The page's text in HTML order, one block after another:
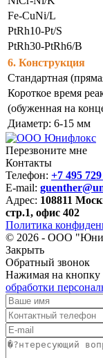
Fe-CuNi/L
PtRh10-Pt/S
PtRh30-PtRh6/B
6. Конструкция
Стандартная
Короткое время
(обуженная на
Диаметр: 6-15 мм
Перезвоните мне
Контакты
Телефон: +7 495
E-mail:
Адрес: 108811
стр.1, офис 402
Политика
© 2026 - ООО
Закрыть
Обратный звонок
Нажимая на кнопку
обработки